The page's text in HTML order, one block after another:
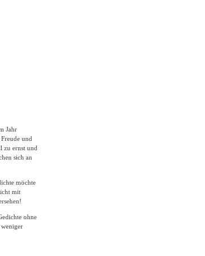
Jahr
und
zu ernst und
sich an
möchte
mit
ohne
weniger